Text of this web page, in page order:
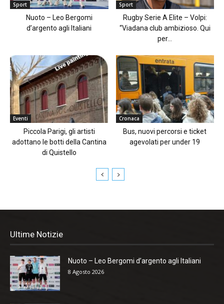
Sport
Nuoto – Leo Bergomi
d’argento agli Italiani
Sport
Rugby Serie A Elite – Volpi:
“Viadana club ambizioso. Qui
per...
Eventi
Piccola Parigi, gli artisti
adottano le botti della Cantina
di Quistello
Cronaca
Bus, nuovi percorsi e ticket
agevolati per under 19
Ultime Notizie
Nuoto – Leo Bergomi d’argento agli Italiani
8 Agosto 2026